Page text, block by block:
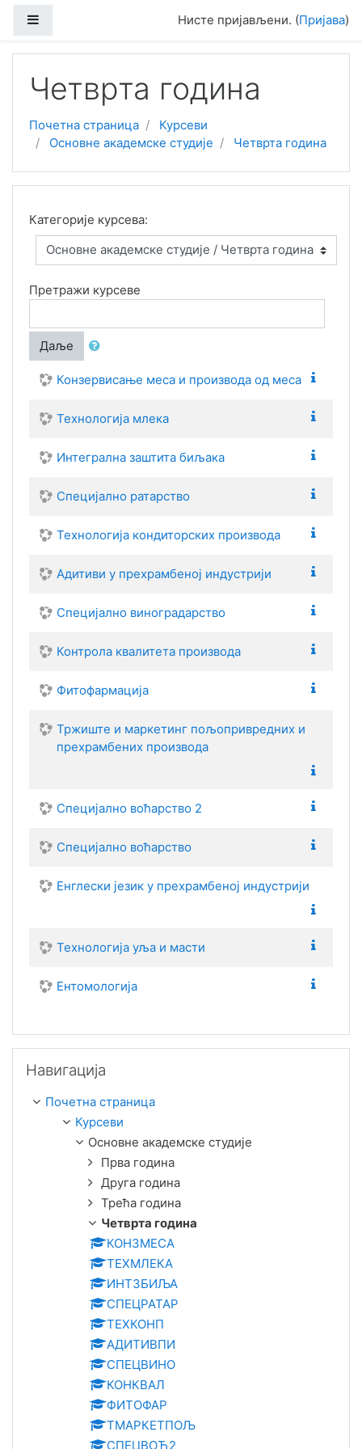
Нисте пријављени. (Пријава)
Четврта година
Почетна страница
Курсеви
Основне академске студије
Четврта година
Категорије курсева:
Претражи курсеве
Даље
Конзервисање меса и производа од меса
Технологија млека
Интегрална заштита биљака
Специјално ратарство
Технологија кондиторских производа
Адитиви у прехрамбеној индустрији
Специјално виноградарство
Контрола квалитета производа
Фитофармација
Тржиште и маркетинг пољопривредних и
прехрамбених производа
Специјално воћарство 2
Специјално воћарство
Енглески језик у прехрамбеној индустрији
Технологија уља и масти
Ентомологија
Навигација
Почетна страница
Курсеви
Основне академске студије
Прва година
Друга година
Трећа година
Четврта година
КОНЗМЕСА
ТЕХМЛЕКА
ИНТЗБИЉА
СПЕЦРАТАР
ТЕХКОНП
АДИТИВПИ
СПЕЦВИНО
КОНКВАЛ
ФИТОФАР
ТМАРКЕТПОЉ
СПЕЦВОЋ2